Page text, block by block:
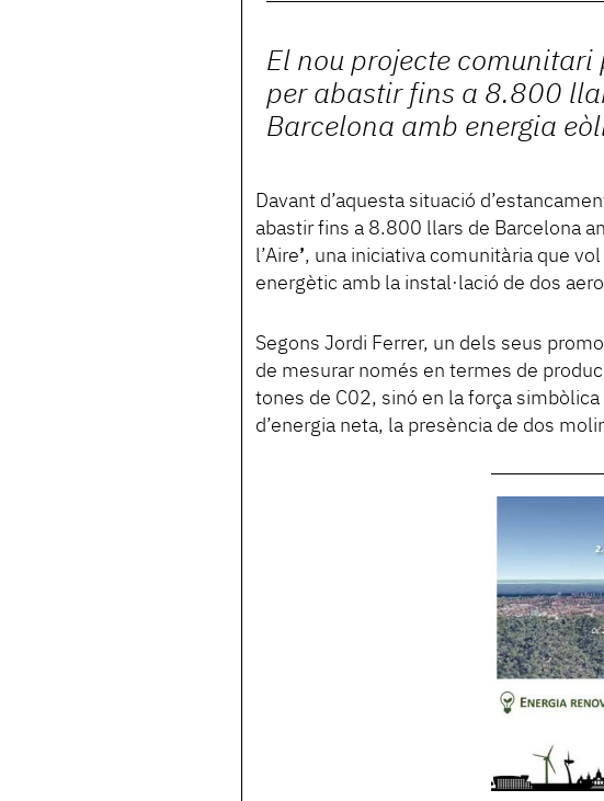
El nou projecte comunitari
per abastir fins a 8.800
Barcelona amb energia
Davant d’aquesta situació
abastir fins a 8.800 llars de Barcelona
l’Aire’, una iniciativa comunitària que
energètic amb la instal·lació de dos
Segons Jordi Ferrer, un dels seus
de mesurar només en termes de
tones de C02, sinó en la força
d’energia neta, la presència de dos